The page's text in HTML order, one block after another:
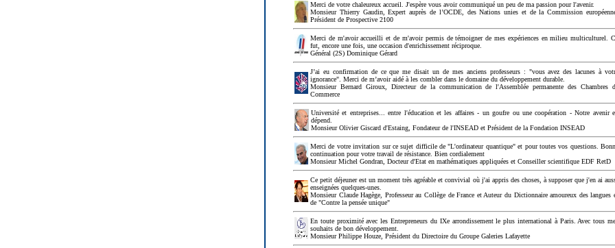
Merci de votre chaleureux accueil. J'espère vous avoir communiqué un peu de ma passion pour l'avenir.
Monsieur Thierry Gaudin, Expert auprès de l’OCDE, des Nations unies et de la Commission
Président de Prospective 2100
Merci de m'avoir accueilli et de m'avoir permis de témoigner de mes expériences en milieu multiculturel.
fut, encore une fois, une occasion d'enrichissement réciproque.
Général (2S) Dominique Gérard
J’ai eu confirmation de ce que me disait un de mes anciens professeurs : "vous avez des lacunes à
ignorance". Merci de m’avoir aidé à les combler dans le domaine du développement durable.
Monsieur Bernard Giroux, Directeur de la communication de l'Assemblée permanente des Chambres
Commerce
Université et entreprises... entre l'éducation et les affaires - un goufre ou une coopération - Notre avenir
dépend.
Monsieur Olivier Giscard d'Estaing, Fondateur de l'INSEAD et Président de la Fondation INSEAD
Merci de votre invitation sur ce sujet difficile de "L'ordinateur quantique" et pour toutes vos questions.
continuation pour votre travail de résistance. Bien cordialement
Monsieur Michel Gondran, Docteur d'Etat en mathématiques appliquées et Conseiller scientifique EDF RetD
Ce petit déjeuner est un moment très agréable et convivial où j'ai appris des choses, à supposer que j'en ai
enseignées quelques-unes.
Monsieur Claude Hagège, Professeur au Collège de France et Auteur du Dictionnaire amoureux des langues
de "Contre la pensée unique"
En toute proximité avec les Entrepreneurs du IXe arrondissement le plus international à Paris. Avec tous
souhaits de bon développement.
Monsieur Philippe Houze, Président du Directoire du Groupe Galeries Lafayette